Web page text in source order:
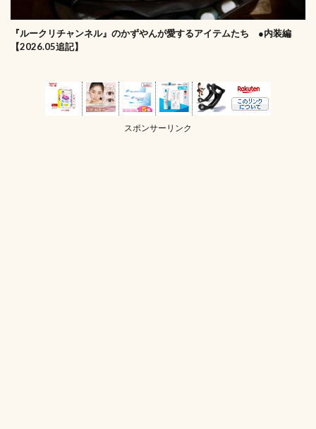
『ルークリチャンネル』のかずやんが愛するアイテムたち ●内装編
【2026.05追記】
スポンサーリンク